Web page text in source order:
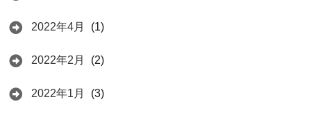
2022年4月 (1)
2022年2月 (2)
2022年1月 (3)